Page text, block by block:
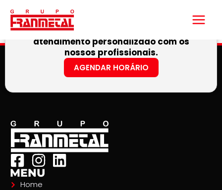
para
conteúdo
Agende um horário para ter um
atendimento personalizado com os
nossos profissionais.
AGENDAR HORÁRIO
MENU
Home